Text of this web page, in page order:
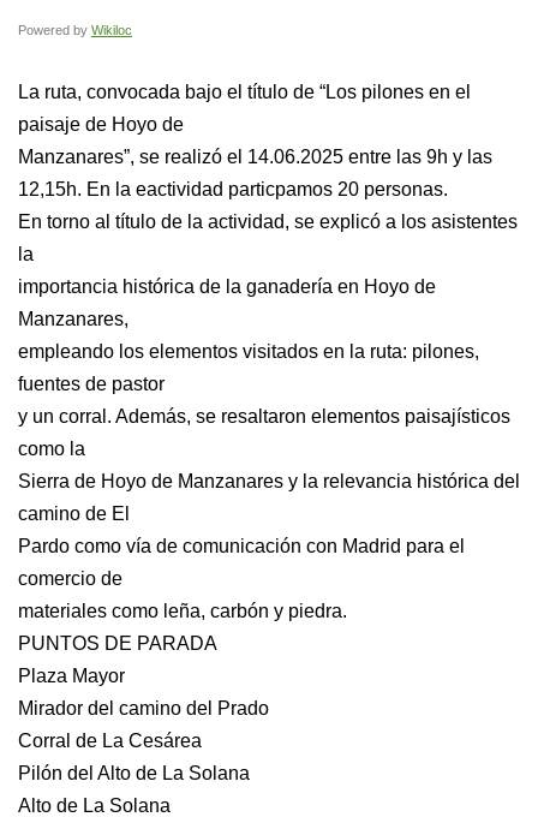
Powered by Wikiloc
La ruta, convocada bajo el título de “Los pilones en el
paisaje de Hoyo de
Manzanares”, se realizó el 14.06.2025 entre las 9h y las
12,15h. En la eactividad particpamos 20 personas.
En torno al título de la actividad, se explicó a los asistentes
la
importancia histórica de la ganadería en Hoyo de
Manzanares,
empleando los elementos visitados en la ruta: pilones,
fuentes de pastor
y un corral. Además, se resaltaron elementos paisajísticos
como la
Sierra de Hoyo de Manzanares y la relevancia histórica del
camino de El
Pardo como vía de comunicación con Madrid para el
comercio de
materiales como leña, carbón y piedra.
PUNTOS DE PARADA
Plaza Mayor
Mirador del camino del Prado
Corral de La Cesárea
Pilón del Alto de La Solana
Alto de La Solana